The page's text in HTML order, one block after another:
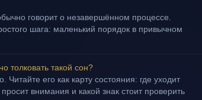
говорит о незавершённом процессе.
шага: маленький порядок в привычном
толковать такой сон?
Читайте его как карту состояния: где уходит
внимания и какой знак стоит проверить